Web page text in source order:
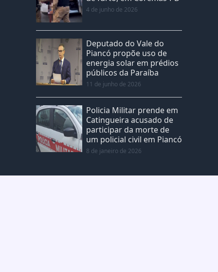
4 de junho de 2026
Deputado do Vale do
Piancó propõe uso de
energia solar em prédios
públicos da Paraíba
11 de junho de 2026
Policia Militar prende em
Catingueira acusado de
participar da morte de
um policial civil em Piancó
8 de janeiro de 2026